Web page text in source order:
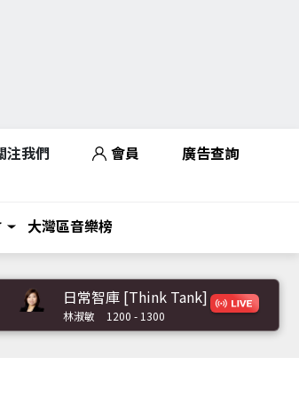
注我們 會員 廣告查詢
大灣區音樂榜
日常智庫 [Think Tank]
林淑敏 1200 - 1300